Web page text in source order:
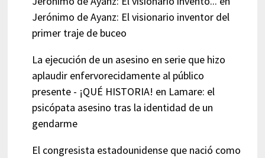
Jerónimo de Ayanz: El visionario inventor del
primer traje de buceo
La ejecución de un asesino en serie que hizo
aplaudir enfervorecidamente al público
presente - ¡QUÉ HISTORIA! en Lamare: el
psicópata asesino tras la identidad de un
gendarme
El congresista estadounidense que nació como